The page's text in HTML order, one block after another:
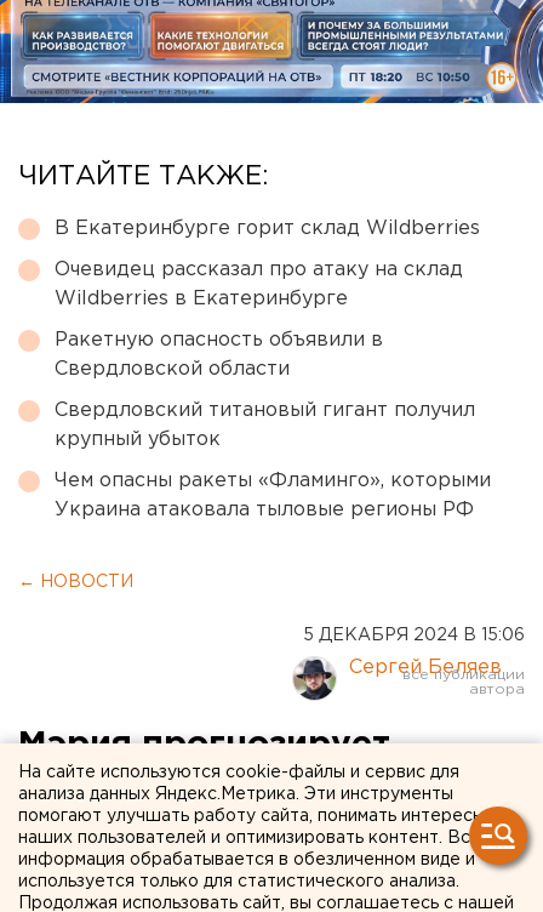
ЧИТАЙТЕ ТАКЖЕ:
В Екатеринбурге горит склад Wildberries
Очевидец рассказал про атаку на склад
Wildberries в Екатеринбурге
Ракетную опасность объявили в
Свердловской области
Свердловский титановый гигант получил
крупный убыток
Чем опасны ракеты «Фламинго», которыми
Украина атаковала тыловые регионы РФ
← НОВОСТИ
5 ДЕКАБРЯ 2024 В 15:06
Сергей Беляев
Мэрия прогнозирует
двукратный рост тарифов
на ЖКХ в Екатеринбурге
На сайте используются cookie-файлы и сервис для
анализа данных Яндекс.Метрика. Эти инструменты
помогают улучшать работу сайта, понимать интересы
наших пользователей и оптимизировать контент. Вся
информация обрабатывается в обезличенном виде и
используется только для статистического анализа.
Продолжая использовать сайт, вы соглашаетесь с нашей